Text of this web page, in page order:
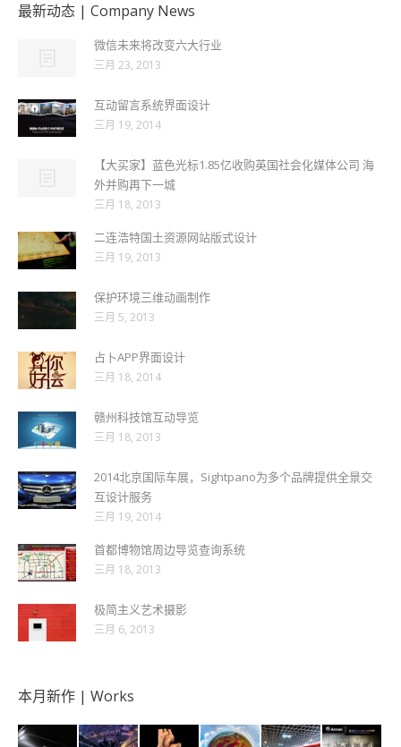
最新动态 | Company News
微信未来将改变六大行业
三月 23, 2013
互动留言系统界面设计
三月 19, 2014
【大买家】蓝色光标1.85亿收购英国社会化媒体公司 海
外并购再下一城
三月 18, 2013
二连浩特国土资源网站版式设计
三月 19, 2013
保护环境三维动画制作
三月 5, 2013
占卜APP界面设计
三月 18, 2014
赣州科技馆互动导览
三月 18, 2013
2014北京国际车展，Sightpano为多个品牌提供全景交
互设计服务
三月 19, 2014
首都博物馆周边导览查询系统
三月 18, 2013
极简主义艺术摄影
三月 6, 2013
本月新作 | Works